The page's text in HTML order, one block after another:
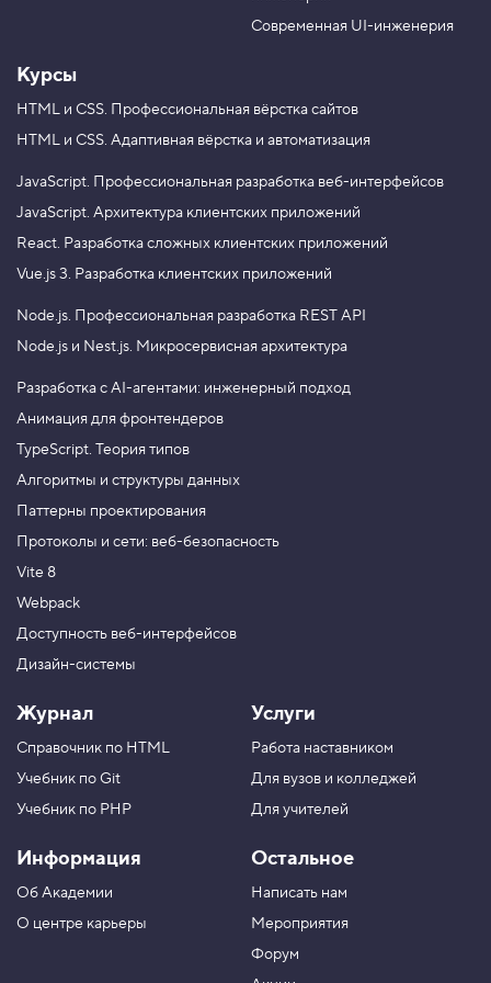
m
Современная UI-инженерия
Курсы
HTML и CSS. Профессиональная вёрстка сайтов
HTML и CSS. Адаптивная вёрстка и автоматизация
JavaScript. Профессиональная разработка веб-интерфейсов
JavaScript. Архитектура клиентских приложений
React. Разработка сложных клиентских приложений
Vue.js 3. Разработка клиентских приложений
Node.js. Профессиональная разработка REST API
Node.js и Nest.js. Микросервисная архитектура
Разработка с AI-агентами: инженерный подход
Анимация для фронтендеров
TypeScript. Теория типов
Алгоритмы и структуры данных
Паттерны проектирования
Протоколы и сети: веб-безопасность
Vite 8
Webpack
Доступность веб-интерфейсов
Дизайн-системы
Журнал
Справочник по HTML
Учебник по Git
Учебник по PHP
Информация
Об Академии
О центре карьеры
Услуги
Работа наставником
Для вузов и колледжей
Для учителей
Остальное
Написать нам
Мероприятия
Форум